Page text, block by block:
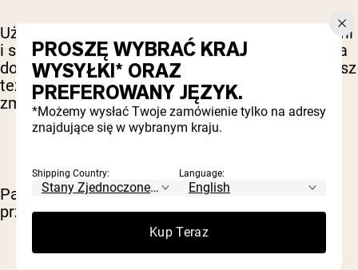
Używanie niesłodzonego musu jabłkowego, stewii
i słodzika z owocu mnicha to świetne sposoby na
dodanie słodyczy bez dodatkowego cukru. Możesz
też zastąpić olej musem jabłkowym, aby
zmniejszyć zawartość tłuszczu i kalorii.
Pamiętaj, że pieczenie to nauka, więc zmiany w
przepisie mogą wpłynąć na efekt końcowy.
PROSZĘ WYBRAĆ KRAJ
WYSYŁKI* ORAZ
PREFEROWANY JĘZYK.
*Możemy wysłać Twoje zamówienie tylko na adresy
znajdujące się w wybranym kraju.
Shipping Country: Language:
Kup Teraz